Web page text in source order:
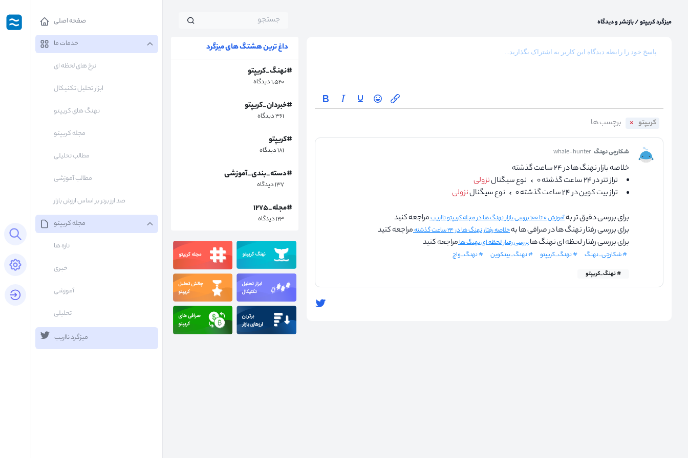
Open search panel
Open settings panel
login button
صفحه اصلی
خدمات ما
نرخ های لحظه ای
ابزار تحلیل تکنیکال
نهنگ های کریپتو
مجله کریپتو
مطالب تحلیلی
مطالب آموزشی
صد ارز برتر بر اساس ارزش بازار
مجله کریپتو
تازه ها
خبری
آموزشی
تحلیلی
میزگرد نااریب
میزگرد کریپتو/بازنشر و دیدگاه
کریپتو
شکارچی نهنگ whale-hunter
خلاصه بازار نهنگ ها در ۲۴ ساعت گذشته
تراز تتر در ۲۴ ساعت گذشته ۰
نوع سیگنالنزولی
تراز بیت کوین در ۲۴ ساعت گذشته ۰
نوع سیگنالنزولی
برای بررسی دقیق تر بهآموزش ۰ تا ۱۰۰ بررسی بازار نهنگ ها در مجله کریپتو نااریب
مراجعه کنید
برای بررسی رفتار نهنگ ها در صرافی ها بهخلاصه رفتار نهنگ ها در ۲۴ ساعت گذشته
مراجعه کنید
برای بررسی رفتار لحظه ای نهنگ هابررسی رفتار لحظه ای نهنگ هامراجعه کنید
# شکارچی_نهنگ # نهنگ_کریپتو # نهنگ_بیتکوین # نهنگ_واچ
# نهنگ_کریپتو
داغ ترین هشتگ های میزگرد
#نهنگ_کریپتو
۱,۵۲۰ دیدگاه
#خبردان_کریپتو
۳۶۱ دیدگاه
#کریپتو
۱۸۱ دیدگاه
#دسته_بندی_آموزشی
۱۳۷ دیدگاه
#مجله_۱۲۷۵
۱۲۳ دیدگاه